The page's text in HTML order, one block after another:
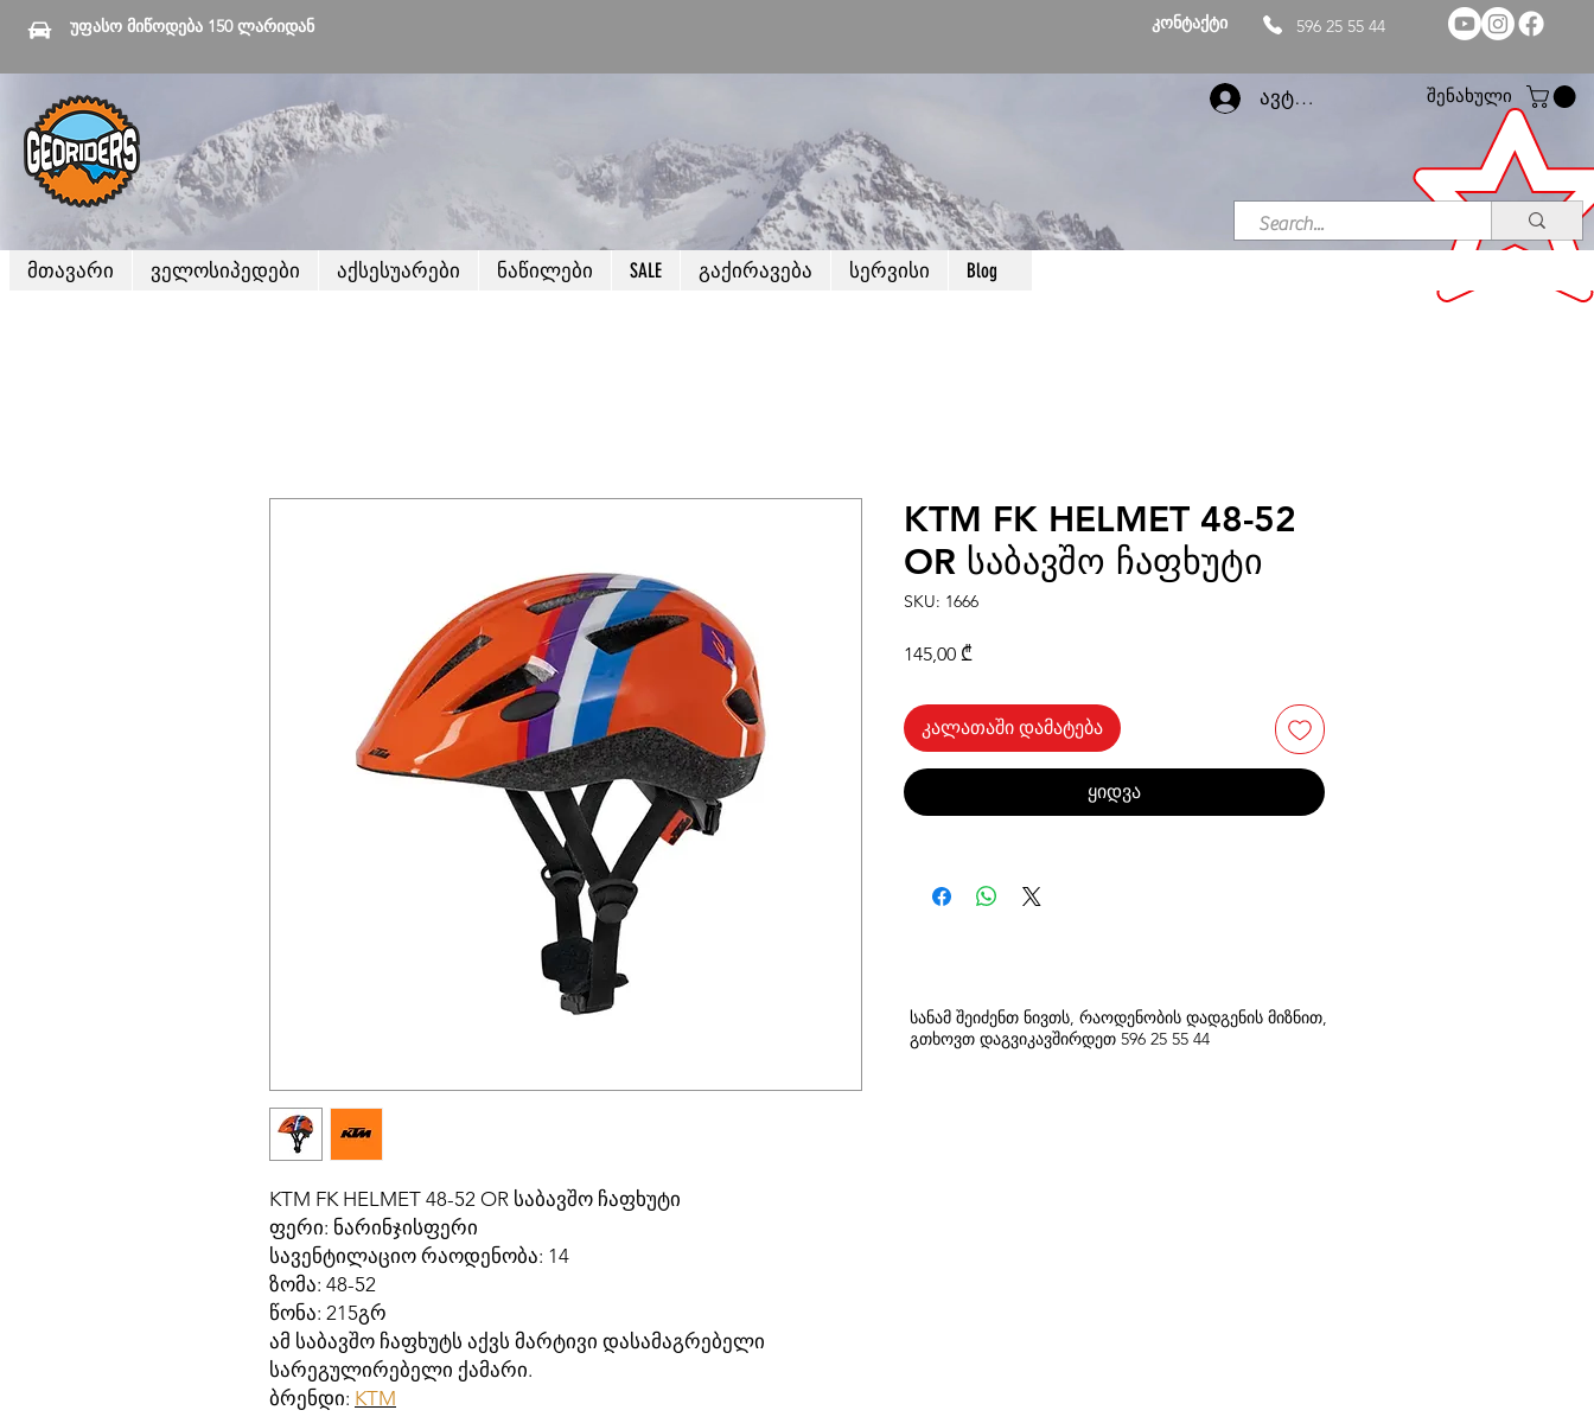
უფასო მიწოდება 150 ლარიდან კონტაქტი 596 25 55 44
ავტორიზაცია შენახული
მთავარი ველოსიპედები აქსესუარები ნაწილები SALE გაქირავება სერვისი Blog
KTM FK HELMET 48-52 OR საბავშო ჩაფხუტი
ფერი: ნარინჯისფერი
სავენტილაციო რაოდენობა: 14
ზომა: 48-52
წონა: 215გრ
ამ საბავშო ჩაფხუტს აქვს მარტივი დასამაგრებელი
სარეგულირებელი ქამარი.
ბრენდი: KTM
KTM FK HELMET 48-52
OR საბავშო ჩაფხუტი
SKU: 1666
145,00 ₾
კალათაში დამატება
ყიდვა
სანამ შეიძენთ ნივთს, რაოდენობის დადგენის მიზნით,
გთხოვთ დაგვიკავშირდეთ 596 25 55 44